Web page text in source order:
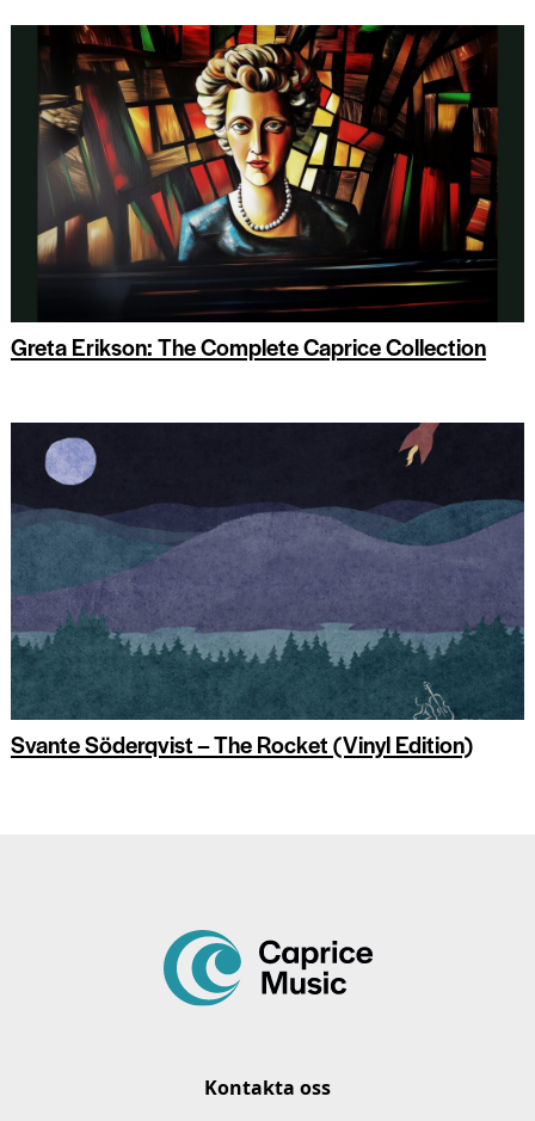
Greta Erikson: The Complete Caprice Collection
Svante Söderqvist – The Rocket (Vinyl Edition)
Kontakta oss